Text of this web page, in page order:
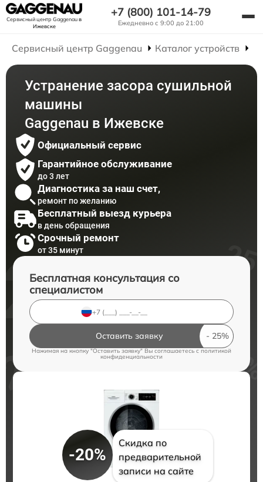
Сервисный центр Gaggenauв
Ижевске
+7 (800) 101-14-79
Ежедневно с 9:00 до 21:00
Сервисный центр Gaggenau Каталог устройств
Устранение засора сушильной
машины
Gaggenau в Ижевске
Официальный сервис
Гарантийное обслуживание
до 3 лет
Диагностика за наш счет,
ремонт по желанию
Бесплатный выезд курьера
в день обращения
Срочный ремонт
от 35 минут
Бесплатная консультация со
специалистом
Оставить заявку
Нажимая на кнопку "Оставить заявку" Вы соглашаетесь c политикой
конфиденциальности
-20%
Скидка по
предварительной
записи на сайте